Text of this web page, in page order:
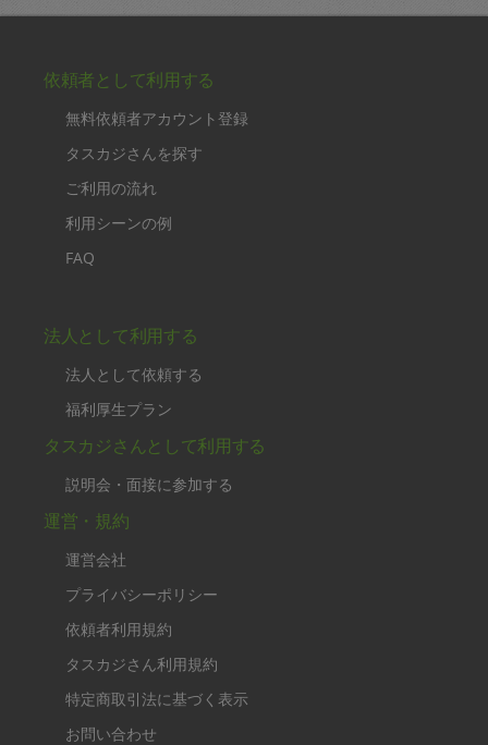
依頼者として利用する
無料依頼者アカウント登録
タスカジさんを探す
ご利用の流れ
利用シーンの例
FAQ
法人として利用する
法人として依頼する
福利厚生プラン
タスカジさんとして利用する
説明会・面接に参加する
運営・規約
運営会社
プライバシーポリシー
依頼者利用規約
タスカジさん利用規約
特定商取引法に基づく表示
お問い合わせ